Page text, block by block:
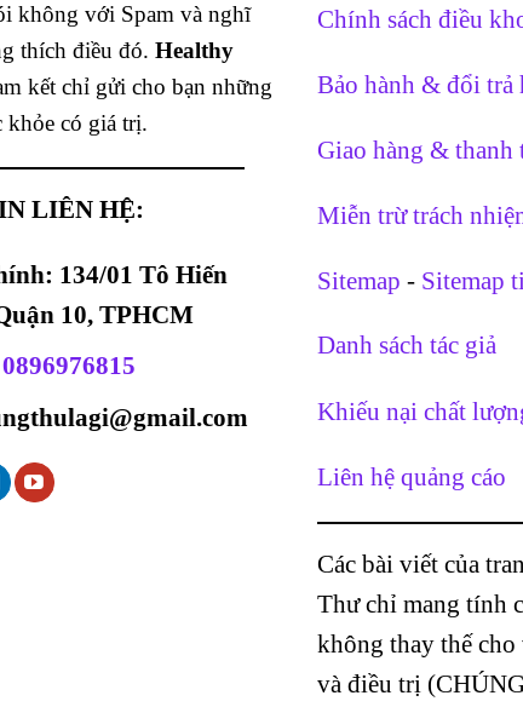
không với Spam và nghĩ
thích điều đó. Healthy
kết chỉ gửi cho bạn những
khỏe có giá trị.
LIÊN HỆ:
134/01 Tô Hiến
10, TPHCM
0896976815
Chính sách điều
Bảo hành & đổi trả
Giao hàng & thanh
Miễn trừ trách
Sitemap - Sitemap
Danh sách tác giả
Khiếu nại chất
Liên hệ quảng cáo
Các bài viết của
Thư chỉ mang tính
không thay thế cho
và điều trị